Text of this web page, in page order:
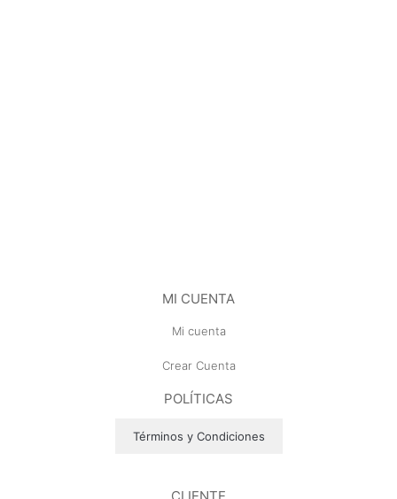
MI CUENTA
Mi cuenta
Crear Cuenta
POLÍTICAS
Términos y Condiciones